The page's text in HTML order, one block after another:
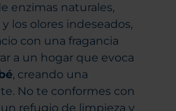
enzimas naturales,
los olores indeseados,
con una fragancia
a un hogar que evoca
, creando una
No te conformes con
refugio de limpieza y